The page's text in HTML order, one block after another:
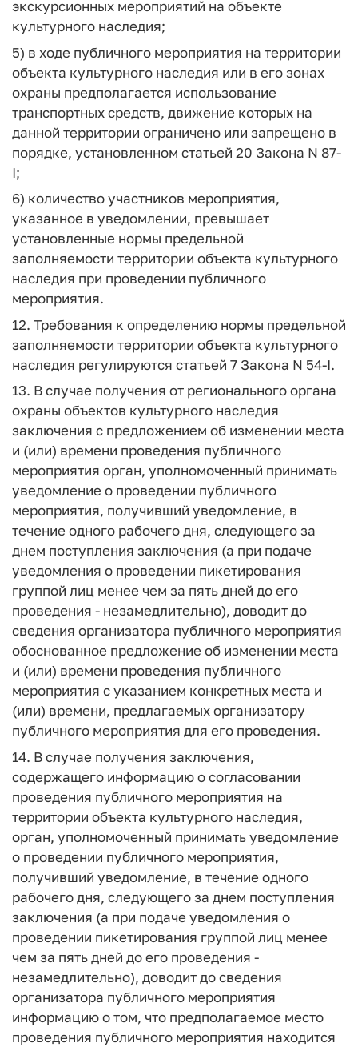
экскурсионных мероприятий на объекте
культурного наследия;
5) в ходе публичного мероприятия на территории
объекта культурного наследия или в его зонах
охраны предполагается использование
транспортных средств, движение которых на
данной территории ограничено или запрещено в
порядке, установленном статьей 20 Закона N 87-
I;
6) количество участников мероприятия,
указанное в уведомлении, превышает
установленные нормы предельной
заполняемости территории объекта культурного
наследия при проведении публичного
мероприятия.
12. Требования к определению нормы предельной
заполняемости территории объекта культурного
наследия регулируются статьей 7 Закона N 54-I.
13. В случае получения от регионального органа
охраны объектов культурного наследия
заключения с предложением об изменении места
и (или) времени проведения публичного
мероприятия орган, уполномоченный принимать
уведомление о проведении публичного
мероприятия, получивший уведомление, в
течение одного рабочего дня, следующего за
днем поступления заключения (а при подаче
уведомления о проведении пикетирования
группой лиц менее чем за пять дней до его
проведения - незамедлительно), доводит до
сведения организатора публичного мероприятия
обоснованное предложение об изменении места
и (или) времени проведения публичного
мероприятия с указанием конкретных места и
(или) времени, предлагаемых организатору
публичного мероприятия для его проведения.
14. В случае получения заключения,
содержащего информацию о согласовании
проведения публичного мероприятия на
территории объекта культурного наследия,
орган, уполномоченный принимать уведомление
о проведении публичного мероприятия,
получивший уведомление, в течение одного
рабочего дня, следующего за днем поступления
заключения (а при подаче уведомления о
проведении пикетирования группой лиц менее
чем за пять дней до его проведения -
незамедлительно), доводит до сведения
организатора публичного мероприятия
информацию о том, что предполагаемое место
проведения публичного мероприятия находится